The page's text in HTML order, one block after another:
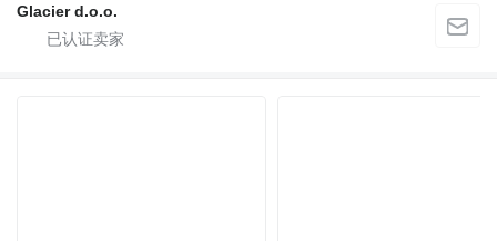
Glacier d.o.o.